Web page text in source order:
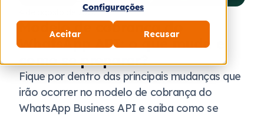
Configurações
Aceitar Recusar
4 de agosto de 2026
Modelo de cobrança do
WhatsApp API: o que muda e
como se preparar?
Fique por dentro das principais mudanças que
irão ocorrer no modelo de cobrança do
WhatsApp Business API e saiba como se